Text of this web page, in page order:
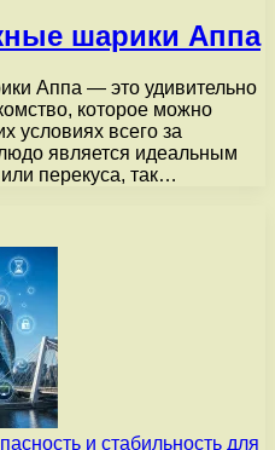
шарики Аппа
Аппа — это удивительно
которое можно
условиях всего за
является идеальным
перекуса, так…
и стабильность для